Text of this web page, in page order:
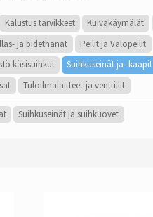
Kalustus tarvikkeet Kuivakäymälät
ja bidethanat Peilit ja Valopeilit
käsisuihkut Suihkuseinät ja -kaapit
Tuloilmalaitteet-ja venttiilit
Suihkuseinät ja suihkuovet